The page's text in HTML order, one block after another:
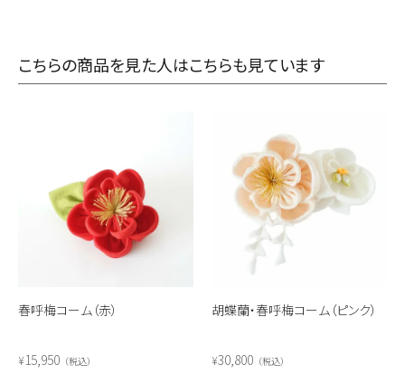
こちらの商品を見た人はこちらも見ています
春呼梅コーム（赤）
¥15,950 税込
胡蝶蘭・春呼梅コーム（ピンク）
¥30,800 税込